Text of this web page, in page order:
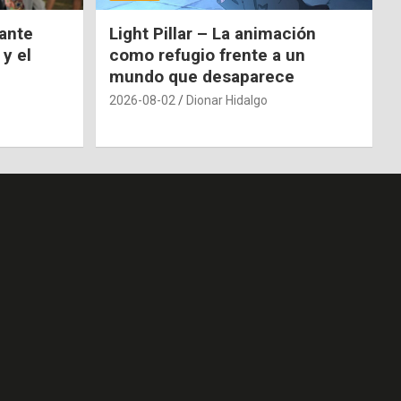
el
Light Pillar – La animación
como refugio frente a un
mundo que desaparece
2026-08-02 Dionar Hidalgo